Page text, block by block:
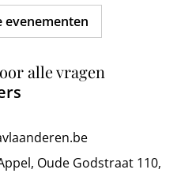
evenementen
alle vragen
Oude Godstraat 110,